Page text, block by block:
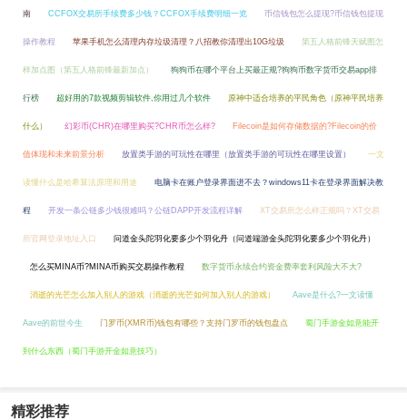
南 CCFOX交易所手续费多少钱？CCFOX手续费明细一览 币信钱包怎么提现?币信钱包提现
操作教程 苹果手机怎么清理内存垃圾清理？八招教你清理出10G垃圾 第五人格前锋天赋图怎
样加点图（第五人格前锋最新加点） 狗狗币在哪个平台上买最正规?狗狗币数字货币交易app排
行榜 超好用的7款视频剪辑软件,你用过几个软件 原神中适合培养的平民角色（原神平民培养
什么） 幻彩币(CHR)在哪里购买?CHR币怎么样? Filecoin是如何存储数据的?Filecoin的价
值体现和未来前景分析 放置类手游的可玩性在哪里（放置类手游的可玩性在哪里设置） 一文
读懂什么是哈希算法原理和用途 电脑卡在账户登录界面进不去？windows11卡在登录界面解决教
程 开发一条公链多少钱很难吗？公链DAPP开发流程详解 XT交易所怎么样正规吗？XT交易
所官网登录地址入口 问道金头陀羽化要多少个羽化丹（问道端游金头陀羽化要多少个羽化丹）
怎么买MINA币?MINA币购买交易操作教程 数字货币永续合约资金费率套利风险大不大?
消逝的光芒怎么加入别人的游戏（消逝的光芒如何加入别人的游戏） Aave是什么?一文读懂
Aave的前世今生 门罗币(XMR币)钱包有哪些？支持门罗币的钱包盘点 蜀门手游金如意能开
到什么东西（蜀门手游开金如意技巧）
精彩推荐